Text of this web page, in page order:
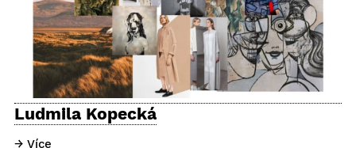
Ludmila Kopecká
→ Více